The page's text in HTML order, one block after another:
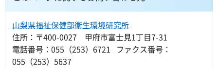
山梨県福祉保健部衛生環境研究所
住所：〒400-0027 甲府市富士見1丁目7-31
電話番号：055（253）6721 ファクス番号：
055（253）5637